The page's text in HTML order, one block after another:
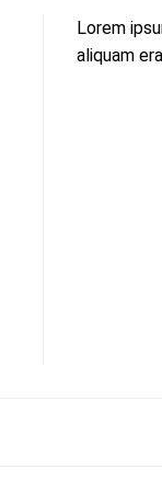
Lorem
aliquam